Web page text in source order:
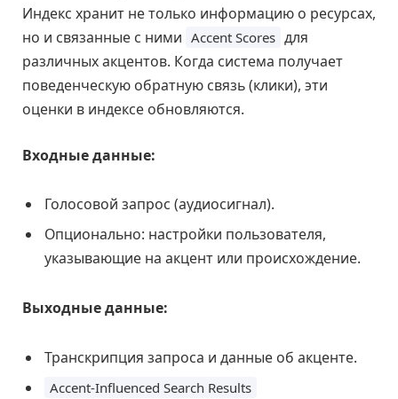
Индекс хранит не только информацию о ресурсах,
но и связанные с ними Accent Scores для
различных акцентов. Когда система получает
поведенческую обратную связь (клики), эти
оценки в индексе обновляются.
Входные данные:
Голосовой запрос (аудиосигнал).
Опционально: настройки пользователя,
указывающие на акцент или происхождение.
Выходные данные:
Транскрипция запроса и данные об акценте.
Accent-Influenced Search Results